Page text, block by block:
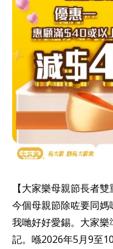
【大家樂母親節長者
今個母親節除咗要同
我哋好好愛錫。大家
記。喺2026年5月9至